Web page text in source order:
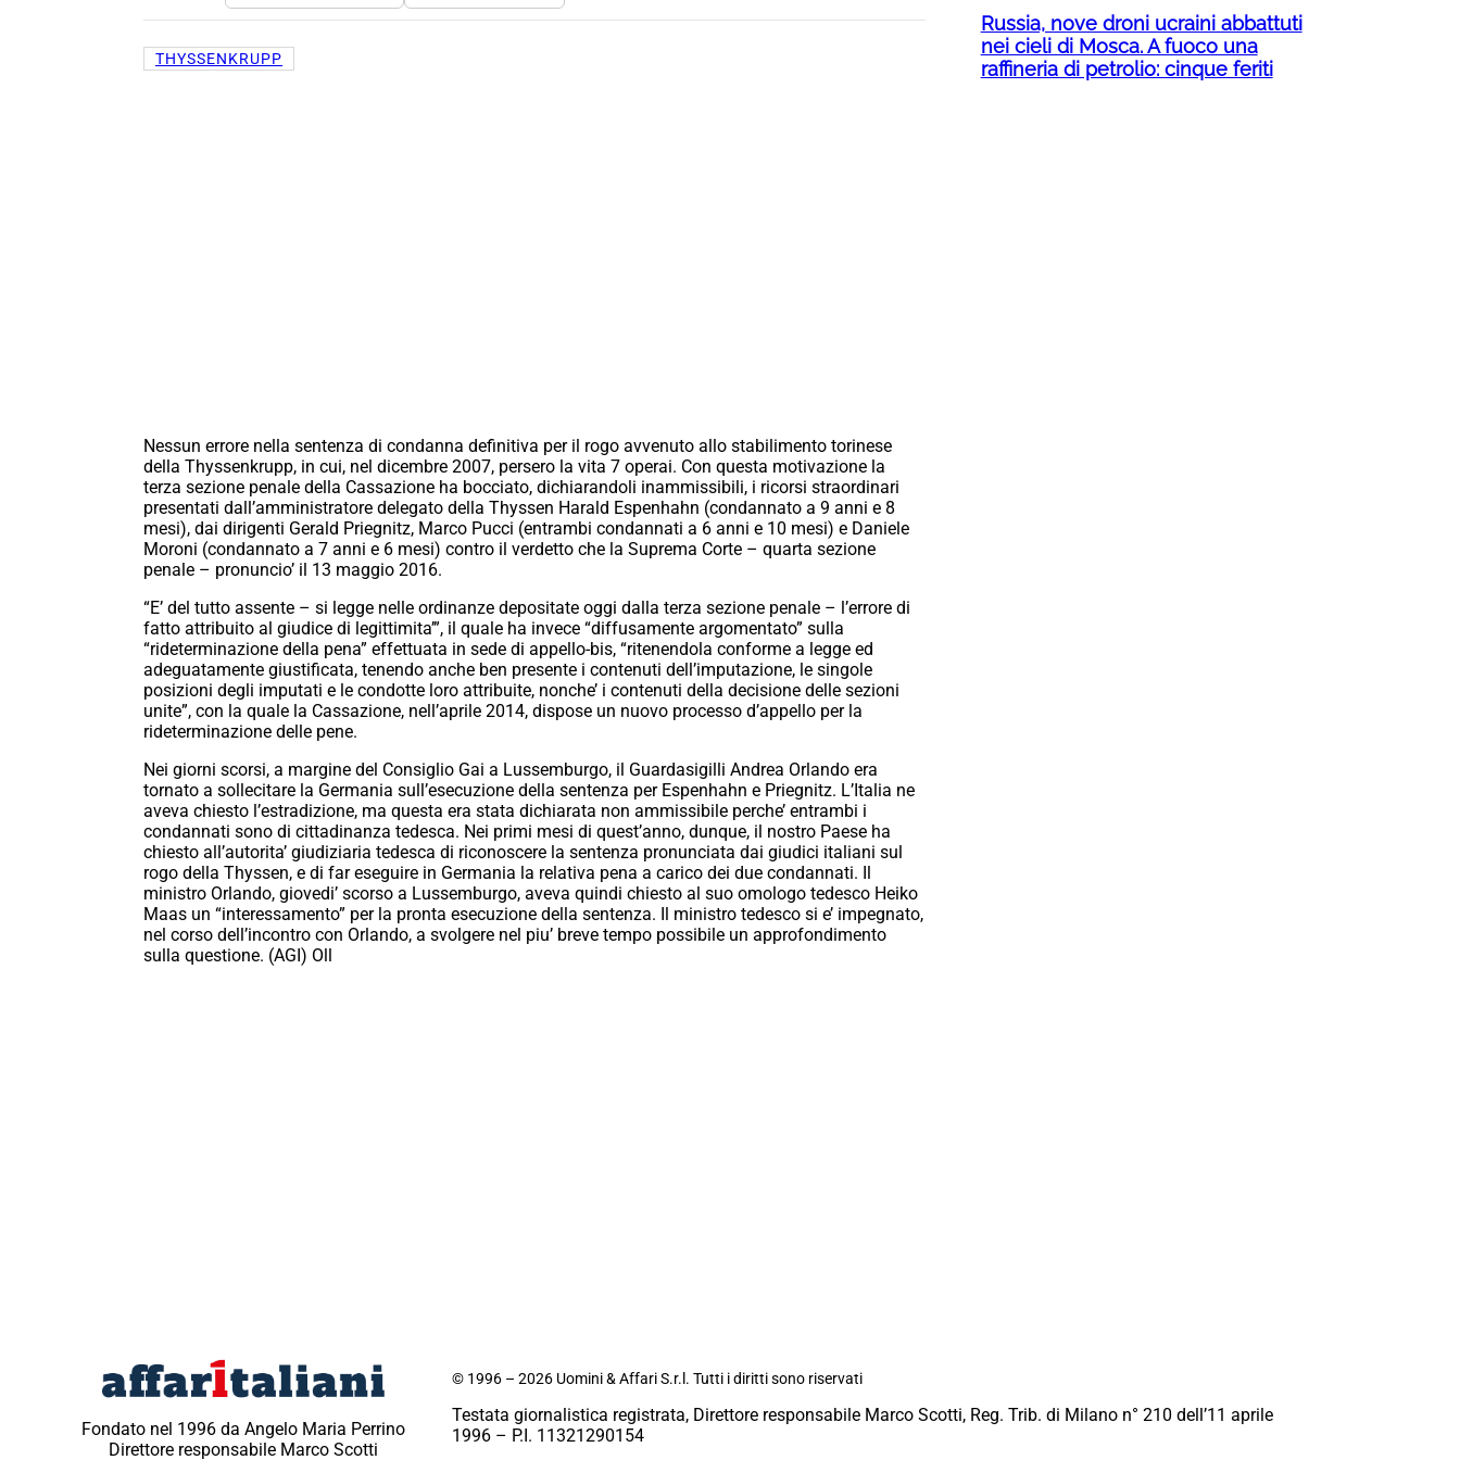
THYSSENKRUPP
Nessun errore nella sentenza di condanna definitiva per il rogo avvenuto allo stabilimento torinese
della Thyssenkrupp, in cui, nel dicembre 2007, persero la vita 7 operai. Con questa motivazione la
terza sezione penale della Cassazione ha bocciato, dichiarandoli inammissibili, i ricorsi straordinari
presentati dall’amministratore delegato della Thyssen Harald Espenhahn (condannato a 9 anni e 8
mesi), dai dirigenti Gerald Priegnitz, Marco Pucci (entrambi condannati a 6 anni e 10 mesi) e Daniele
Moroni (condannato a 7 anni e 6 mesi) contro il verdetto che la Suprema Corte – quarta sezione
penale – pronuncio’ il 13 maggio 2016.
“E’ del tutto assente – si legge nelle ordinanze depositate oggi dalla terza sezione penale – l’errore di
fatto attribuito al giudice di legittimita’”, il quale ha invece “diffusamente argomentato” sulla
“rideterminazione della pena” effettuata in sede di appello-bis, “ritenendola conforme a legge ed
adeguatamente giustificata, tenendo anche ben presente i contenuti dell’imputazione, le singole
posizioni degli imputati e le condotte loro attribuite, nonche’ i contenuti della decisione delle sezioni
unite”, con la quale la Cassazione, nell’aprile 2014, dispose un nuovo processo d’appello per la
rideterminazione delle pene.
Nei giorni scorsi, a margine del Consiglio Gai a Lussemburgo, il Guardasigilli Andrea Orlando era
tornato a sollecitare la Germania sull’esecuzione della sentenza per Espenhahn e Priegnitz. L’Italia ne
aveva chiesto l’estradizione, ma questa era stata dichiarata non ammissibile perche’ entrambi i
condannati sono di cittadinanza tedesca. Nei primi mesi di quest’anno, dunque, il nostro Paese ha
chiesto all’autorita’ giudiziaria tedesca di riconoscere la sentenza pronunciata dai giudici italiani sul
rogo della Thyssen, e di far eseguire in Germania la relativa pena a carico dei due condannati. Il
ministro Orlando, giovedi’ scorso a Lussemburgo, aveva quindi chiesto al suo omologo tedesco Heiko
Maas un “interessamento” per la pronta esecuzione della sentenza. Il ministro tedesco si e’ impegnato,
nel corso dell’incontro con Orlando, a svolgere nel piu’ breve tempo possibile un approfondimento
sulla questione. (AGI) Oll
Russia, nove droni ucraini abbattuti
nei cieli di Mosca. A fuoco una
raffineria di petrolio: cinque feriti
Fondato nel 1996 da Angelo Maria Perrino
Direttore responsabile Marco Scotti
© 1996 – 2026 Uomini & Affari S.r.l. Tutti i diritti sono riservati
Testata giornalistica registrata, Direttore responsabile Marco Scotti, Reg. Trib. di Milano n° 210 dell’11 aprile
1996 – P.I. 11321290154